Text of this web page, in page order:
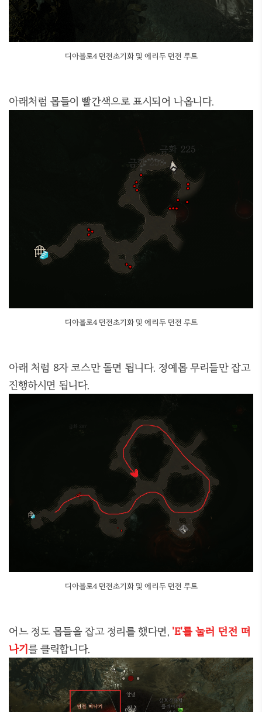
디아블로4 던전초기화 및 에리두 던전 루트
아래처럼 몹들이 빨간색으로 표시되어 나옵니다.
디아블로4 던전초기화 및 에리두 던전 루트
아래 처럼 8자 코스만 돌면 됩니다. 정예몹 무리들만 잡고
진행하시면 됩니다.
디아블로4 던전초기화 및 에리두 던전 루트
어느 정도 몹들을 잡고 정리를 했다면, 'E'를 눌러 던전 떠
나기를 클릭합니다.